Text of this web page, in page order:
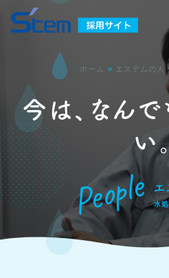
ホーム » エステムの人
今は、なん
い
People エ
水